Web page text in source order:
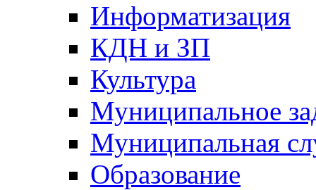
Информатизация
КДН и ЗП
Культура
Муниципальное
Муниципальная
Образование